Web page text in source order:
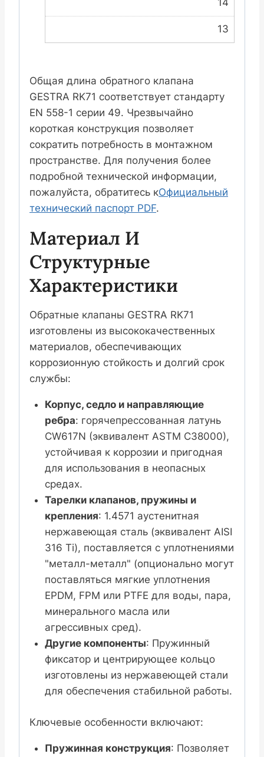
14
13
Общая длина обратного клапана
GESTRA RK71 соответствует стандарту
EN 558-1 серии 49. Чрезвычайно
короткая конструкция позволяет
сократить потребность в монтажном
пространстве. Для получения более
подробной технической информации,
пожалуйста, обратитесь кОфициальный
технический паспорт PDF.
Материал И
Структурные
Характеристики
Обратные клапаны GESTRA RK71
изготовлены из высококачественных
материалов, обеспечивающих
коррозионную стойкость и долгий срок
службы:
Корпус, седло и направляющие
ребра: горячепрессованная латунь
CW617N (эквивалент ASTM C38000),
устойчивая к коррозии и пригодная
для использования в неопасных
средах.
Тарелки клапанов, пружины и
крепления: 1.4571 аустенитная
нержавеющая сталь (эквивалент AISI
316 Ti), поставляется с уплотнениями
"металл-металл" (опционально могут
поставляться мягкие уплотнения
EPDM, FPM или PTFE для воды, пара,
минерального масла или
агрессивных сред).
Другие компоненты: Пружинный
фиксатор и центрирующее кольцо
изготовлены из нержавеющей стали
для обеспечения стабильной работы.
Ключевые особенности включают:
Пружинная конструкция: Позволяет